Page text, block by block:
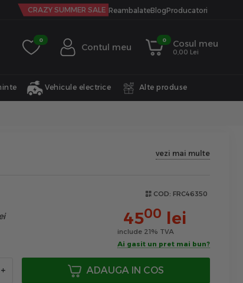
CRAZY SUMMER SALE ReambalateBlogProducatori
0
Contul meu
0 Cosul meu
0,00 Lei
Vehicule electrice Alte produse
vezi mai multe
COD: FRC46350
4500 lei
include 21% TVA
Ai gasit un pret mai bun?
+ ADAUGA IN COS